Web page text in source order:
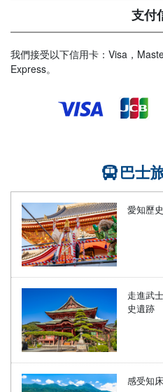
支付
我們接受以下信用卡：Visa，
Express。
巴士
愛知歷
走進武
史遺跡
感受知